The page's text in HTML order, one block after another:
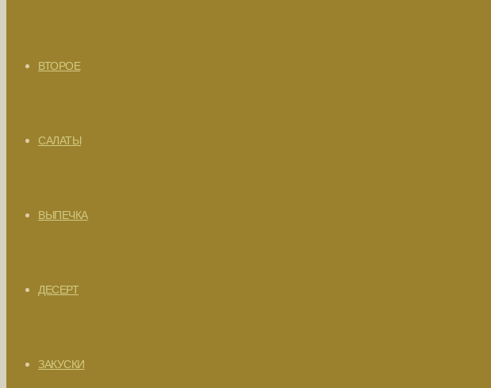
ВТОРОЕ
САЛАТЫ
ВЫПЕЧКА
ДЕСЕРТ
ЗАКУСКИ